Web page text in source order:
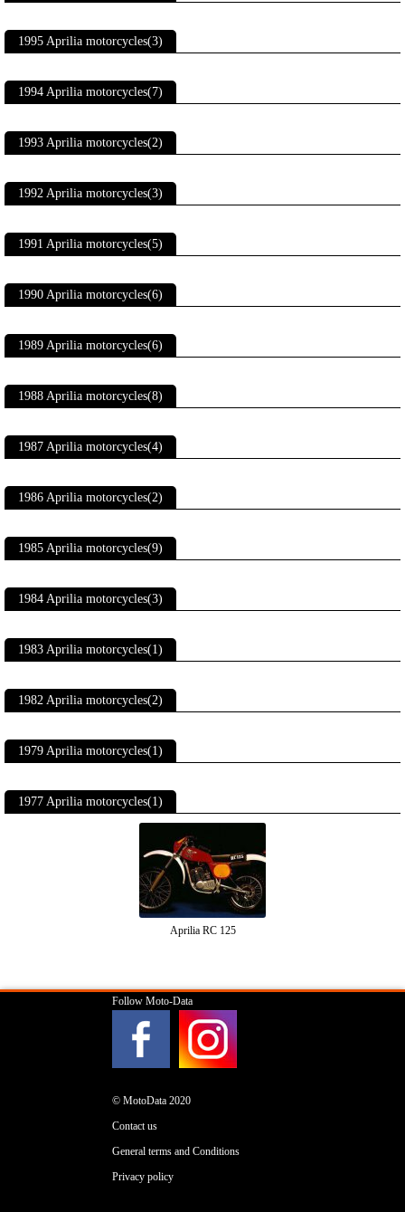
1995 Aprilia motorcycles(3)
1994 Aprilia motorcycles(7)
1993 Aprilia motorcycles(2)
1992 Aprilia motorcycles(3)
1991 Aprilia motorcycles(5)
1990 Aprilia motorcycles(6)
1989 Aprilia motorcycles(6)
1988 Aprilia motorcycles(8)
1987 Aprilia motorcycles(4)
1986 Aprilia motorcycles(2)
1985 Aprilia motorcycles(9)
1984 Aprilia motorcycles(3)
1983 Aprilia motorcycles(1)
1982 Aprilia motorcycles(2)
1979 Aprilia motorcycles(1)
1977 Aprilia motorcycles(1)
Aprilia RC 125
Follow Moto-Data
© MotoData 2020
Contact us
General terms and Conditions
Privacy policy